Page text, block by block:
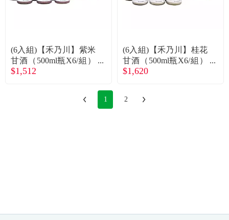
(6入組)【禾乃川】紫米
甘酒（500ml瓶X6/組）
(贈保冰袋) 廠商直送
$1,512
(6入組)【禾乃川】桂花
甘酒（500ml瓶X6/組）
(贈保冰袋)廠商直送
$1,620
1 2